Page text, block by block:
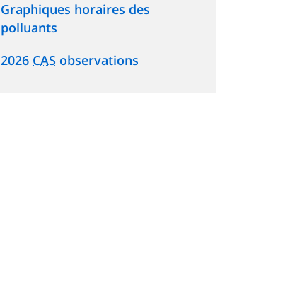
Graphiques horaires des
polluants
2026 CAS observations